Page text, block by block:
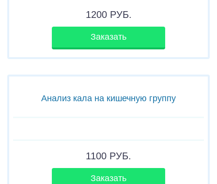
1200РУБ.
Заказать
Анализ кала на кишечную группу
1100 РУБ.
Заказать